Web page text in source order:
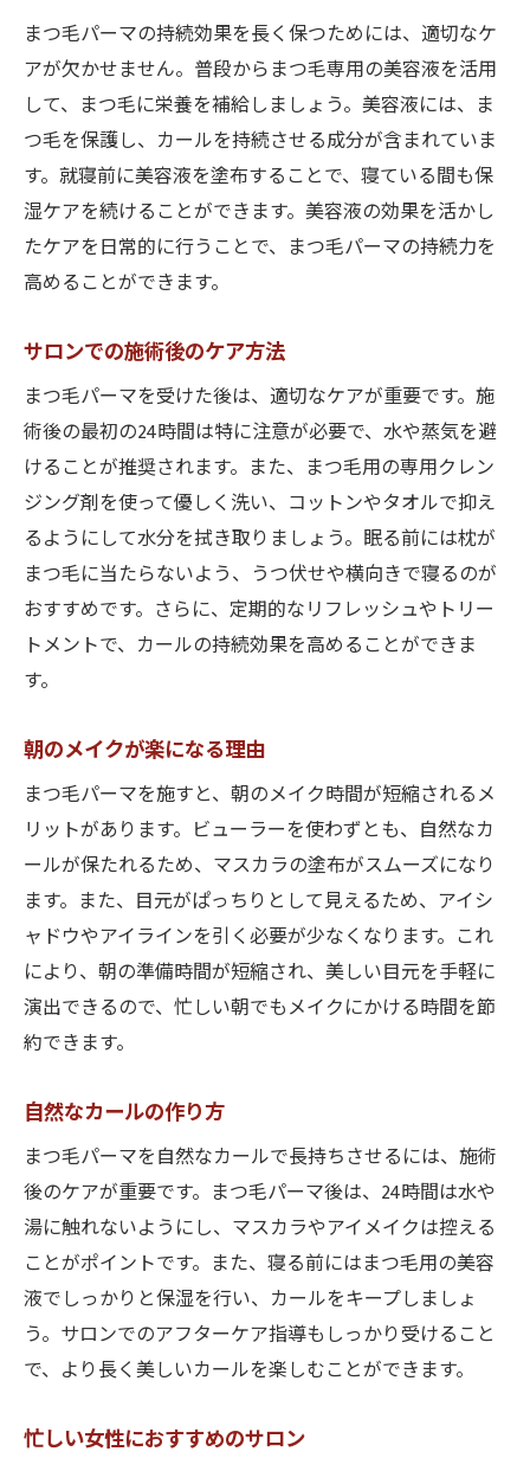
まつ毛パーマの持続効果を長く保つためには、適切なケ
アが欠かせません。普段からまつ毛専用の美容液を活用
して、まつ毛に栄養を補給しましょう。美容液には、ま
つ毛を保護し、カールを持続させる成分が含まれていま
す。就寝前に美容液を塗布することで、寝ている間も保
湿ケアを続けることができます。美容液の効果を活かし
たケアを日常的に行うことで、まつ毛パーマの持続力を
高めることができます。
サロンでの施術後のケア方法
まつ毛パーマを受けた後は、適切なケアが重要です。施
術後の最初の24時間は特に注意が必要で、水や蒸気を避
けることが推奨されます。また、まつ毛用の専用クレン
ジング剤を使って優しく洗い、コットンやタオルで抑え
るようにして水分を拭き取りましょう。眠る前には枕が
まつ毛に当たらないよう、うつ伏せや横向きで寝るのが
おすすめです。さらに、定期的なリフレッシュやトリー
トメントで、カールの持続効果を高めることができま
す。
朝のメイクが楽になる理由
まつ毛パーマを施すと、朝のメイク時間が短縮されるメ
リットがあります。ビューラーを使わずとも、自然なカ
ールが保たれるため、マスカラの塗布がスムーズになり
ます。また、目元がぱっちりとして見えるため、アイシ
ャドウやアイラインを引く必要が少なくなります。これ
により、朝の準備時間が短縮され、美しい目元を手軽に
演出できるので、忙しい朝でもメイクにかける時間を節
約できます。
自然なカールの作り方
まつ毛パーマを自然なカールで長持ちさせるには、施術
後のケアが重要です。まつ毛パーマ後は、24時間は水や
湯に触れないようにし、マスカラやアイメイクは控える
ことがポイントです。また、寝る前にはまつ毛用の美容
液でしっかりと保湿を行い、カールをキープしましょ
う。サロンでのアフターケア指導もしっかり受けること
で、より長く美しいカールを楽しむことができます。
忙しい女性におすすめのサロン